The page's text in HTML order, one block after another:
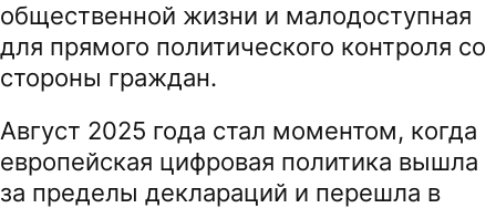
общественной жизни и малодоступная
для прямого политического контроля со
стороны граждан.
Август 2025 года стал моментом, когда
европейская цифровая политика вышла
за пределы деклараций и перешла в